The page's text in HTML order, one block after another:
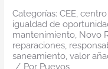
Categorías: CEE,
igualdad de
mantenimiento, Novo
reparaciones,
saneamiento, valor
/ Por Pueyos